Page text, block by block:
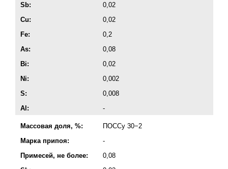
Sb:
0,02
Cu:
0,02
Fe:
0,2
As:
0,08
Bi:
0,02
Ni:
0,002
S:
0,008
Al:
-
Массовая доля, %:
ПОССу 30−2
Марка припоя:
-
Примесей, не более:
0,08